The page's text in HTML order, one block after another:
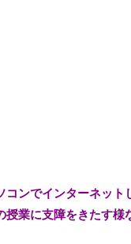
ンでインターネット
業に支障をきたす様